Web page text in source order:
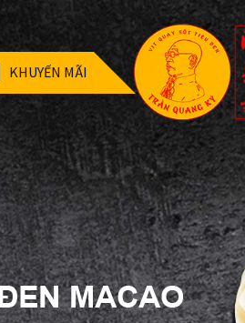
KHUYẾN MÃI